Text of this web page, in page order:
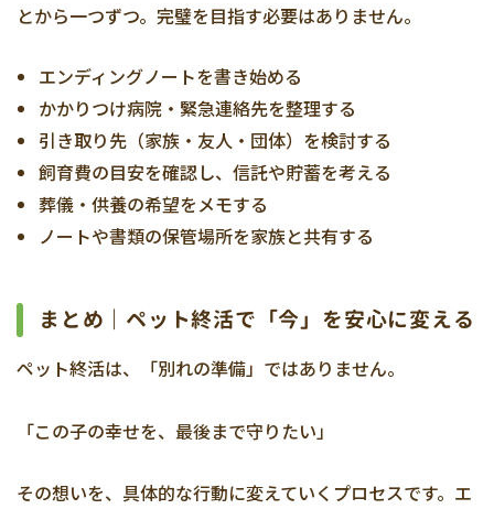
とから一つずつ。完璧を目指す必要はありません。
エンディングノートを書き始める
かかりつけ病院・緊急連絡先を整理する
引き取り先（家族・友人・団体）を検討する
飼育費の目安を確認し、信託や貯蓄を考える
葬儀・供養の希望をメモする
ノートや書類の保管場所を家族と共有する
まとめ｜ペット終活で「今」を安心に変える
ペット終活は、「別れの準備」ではありません。
「この子の幸せを、最後まで守りたい」
その想いを、具体的な行動に変えていくプロセスです。エ